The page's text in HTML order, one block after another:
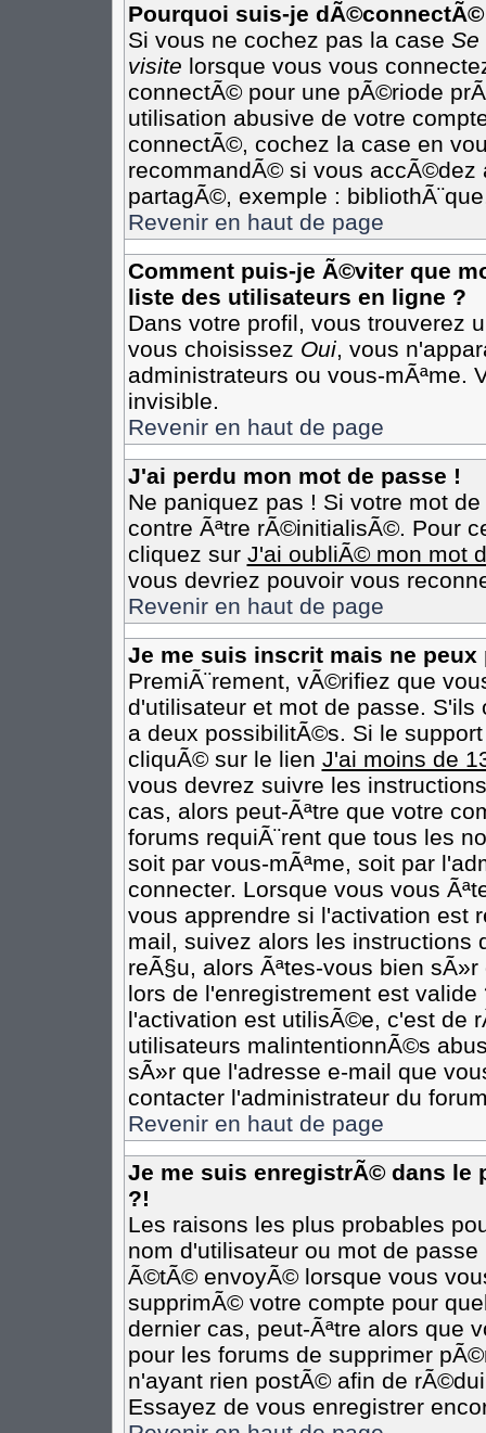
Pourquoi suis-je
Si vous ne cochez pas la case Se
visite lorsque vous vous
connectÃ© pour une pÃ©riode
utilisation abusive de votre
connectÃ©, cochez la case en
recommandÃ© si vous accÃ©dez
partagÃ©, exemple :
Revenir en haut de page
Comment puis-je Ã©viter que
liste des utilisateurs en ligne ?
Dans votre profil, vous trouverez
vous choisissez Oui, vous
administrateurs ou vous-mÃªme.
invisible.
Revenir en haut de page
J'ai perdu mon mot de passe !
Ne paniquez pas ! Si votre mot
contre Ãªtre rÃ©initialisÃ©. Pour
cliquez sur J'ai oubliÃ© mon mot
vous devriez pouvoir vous
Revenir en haut de page
Je me suis inscrit mais ne peux
PremiÃ¨rement, vÃ©rifiez que
d'utilisateur et mot de passe.
a deux possibilitÃ©s. Si le
cliquÃ© sur le lien J'ai moins de
vous devrez suivre les
cas, alors peut-Ãªtre que votre
forums requiÃ¨rent que tous les
soit par vous-mÃªme, soit par
connecter. Lorsque vous vous
vous apprendre si l'activation est
mail, suivez alors les instructions
reÃ§u, alors Ãªtes-vous bien
lors de l'enregistrement est
l'activation est utilisÃ©e, c'est de
utilisateurs malintentionnÃ©s
sÃ»r que l'adresse e-mail que
contacter l'administrateur du
Revenir en haut de page
Je me suis enregistrÃ© dans le
?!
Les raisons les plus probables
nom d'utilisateur ou mot de
Ã©tÃ© envoyÃ© lorsque vous
supprimÃ© votre compte pour
dernier cas, peut-Ãªtre alors que
pour les forums de supprimer
n'ayant rien postÃ© afin de
Essayez de vous enregistrer